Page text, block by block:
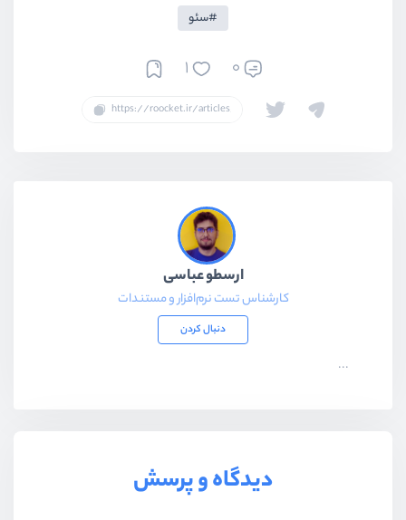
سئو
0
1
ارسطو عباسی
کارشناس تست نرم‌افزار و مستندات
دنبال کردن
...
دیدگاه و پرسش